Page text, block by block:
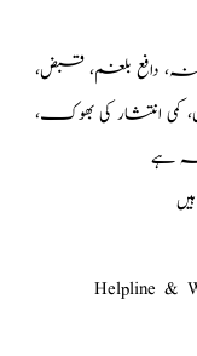
دافع بلغم، قبض،
کمی انتشار کی بھوک،
ہے
Helpline &